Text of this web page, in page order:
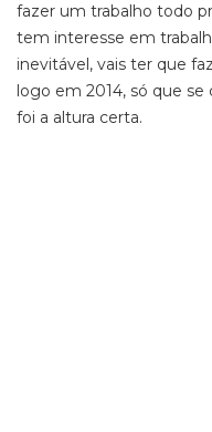
fazer um trabalho todo
tem interesse em
inevitável, vais ter que
logo em 2014, só que se
foi a altura certa.